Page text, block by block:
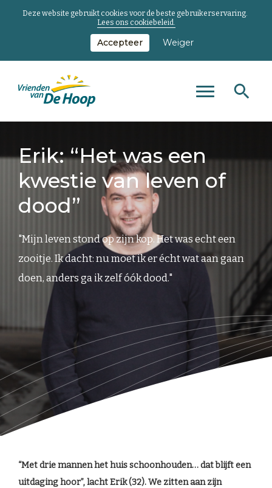
Deze website gebruikt cookies voor de beste gebruikerservaring.
Lees ons cookiebeleid.
Accepteer Weiger
naar
de
homepage
Zoeken
Toggle
naar...
Erik: “Het was een
kwestie van leven of
dood”
"Mijn leven stond op zijn kop. Het was echt een
zooitje. Ik dacht: nu moet ik er écht wat aan gaan
doen, anders ga ik zelf óók dood."
“Met drie mannen het huis schoonhouden… dat blijft een
uitdaging hoor”, lacht Erik (32). We zitten aan zijn